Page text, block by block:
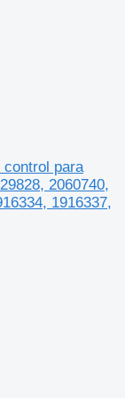
control para
2060740,
1916337,